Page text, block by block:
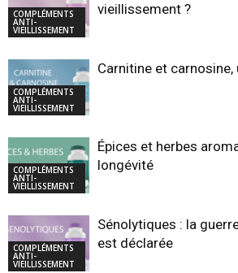
COMPLÉMENTS
ANTI-
VIEILLISSEMENT
vieillissement ?
COMPLÉMENTS
ANTI-
VIEILLISSEMENT
Carnitine et
COMPLÉMENTS
ANTI-
VIEILLISSEMENT
Épices et herbes
longévité
COMPLÉMENTS
ANTI-
VIEILLISSEMENT
Sénolytiques : la
est déclarée